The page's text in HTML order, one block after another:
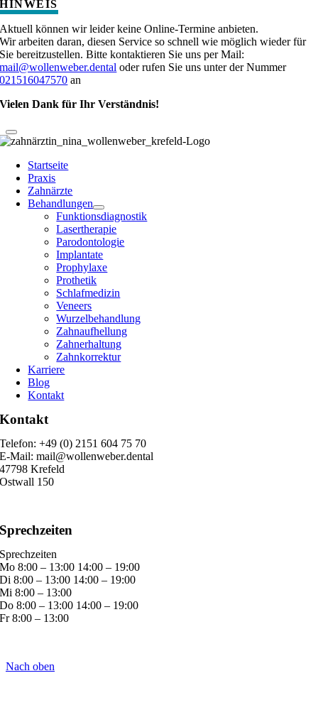
HINWEIS
Aktuell können wir leider keine Online-Termine anbieten.
Wir arbeiten daran, diesen Service so schnell wie möglich wieder für
Sie bereitzustellen. Bitte kontaktieren Sie uns per Mail:
mail@wollenweber.dental oder rufen Sie uns unter der Nummer
021516047570 an
Vielen Dank für Ihr Verständnis!
Startseite
Praxis
Zahnärzte
Behandlungen
Funktionsdiagnostik
Lasertherapie
Parodontologie
Implantate
Prophylaxe
Prothetik
Schlafmedizin
Veneers
Wurzelbehandlung
Zahnaufhellung
Zahnerhaltung
Zahnkorrektur
Karriere
Blog
Kontakt
Kontakt
Telefon: +49 (0) 2151 604 75 70
E-Mail: mail@wollenweber.dental
47798 Krefeld
Ostwall 150
Sprechzeiten
Sprechzeiten
Mo 8:00 – 13:00 14:00 – 19:00
Di 8:00 – 13:00 14:00 – 19:00
Mi 8:00 – 13:00
Do 8:00 – 13:00 14:00 – 19:00
Fr 8:00 – 13:00
Nach oben